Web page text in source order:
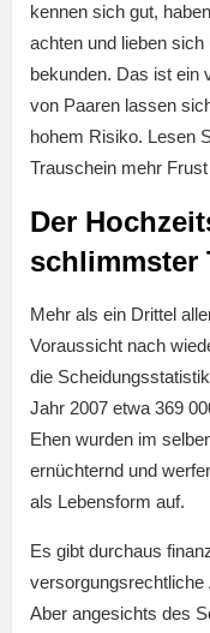
kennen sich gut,
achten und lieben
bekunden. Das ist ein
von Paaren lassen
hohem Risiko. Lesen
Trauschein mehr
Der
schlimmster
Mehr als ein Drittel
Voraussicht nach
die
Jahr 2007 etwa 369
Ehen wurden im
ernüchternd und
als Lebensform auf.
Es gibt durchaus
versorgungsrechtliche
Aber angesichts des